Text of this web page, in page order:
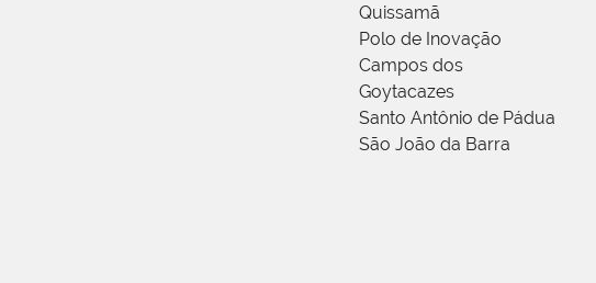
Quissamã
Polo de Inovação
Campos dos
Goytacazes
Santo Antônio de Pádua
São João da Barra